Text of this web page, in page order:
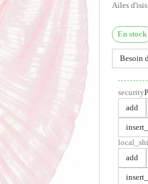
utilisons des cookies et
améliorer votre expérience
vous montrer un contenu
pour analyser le trafic de
provenance de nos visiteurs.
Changer
Ailes d'isis
En stock
Besoin
security
add
add